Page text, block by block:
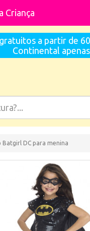
Criança
a partir de
Continental
Batgirl DC para menina